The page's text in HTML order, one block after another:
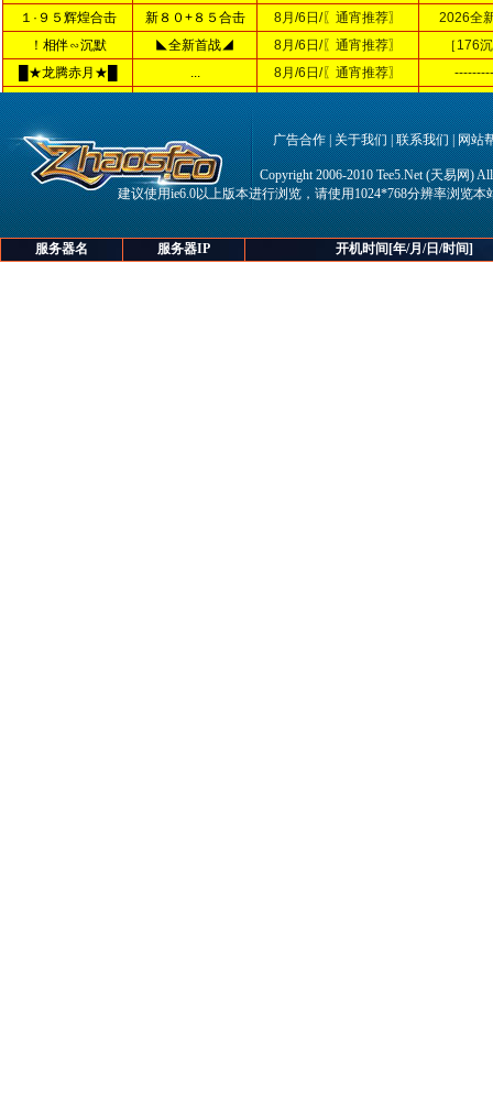
广告合作|关于我们|联系我们|网站
Copyright 2006-2010 Tee5.Net (天易网)
建议使用ie6.0以上版本进行浏览，请使用1024*768分辨率浏览
服务器名 服务器IP 开机时间[年/月/日/时间]